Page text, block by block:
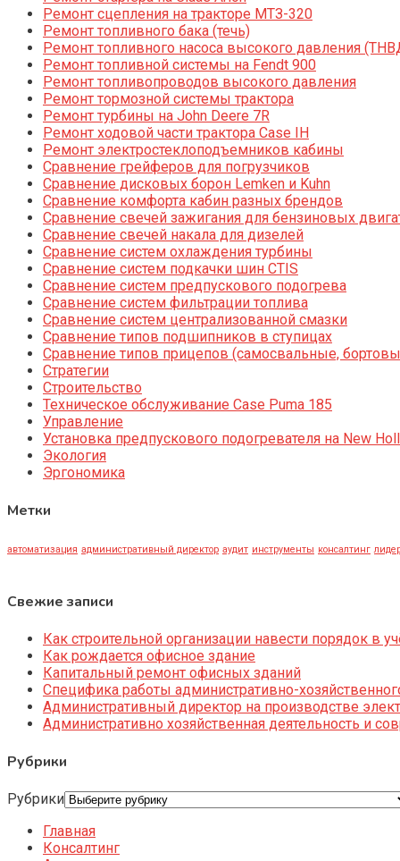
Ремонт сцепления на тракторе МТЗ-320
Ремонт топливного бака (течь)
Ремонт топливного насоса высокого давления
Ремонт топливной системы на Fendt 900
Ремонт топливопроводов высокого давления
Ремонт тормозной системы трактора
Ремонт турбины на John Deere 7R
Ремонт ходовой части трактора Case IH
Ремонт электростеклоподъемников кабины
Сравнение грейферов для погрузчиков
Сравнение дисковых борон Lemken и Kuhn
Сравнение комфорта кабин разных брендов
Сравнение свечей зажигания для бензиновых
Сравнение свечей накала для дизелей
Сравнение систем охлаждения турбины
Сравнение систем подкачки шин CTIS
Сравнение систем предпускового подогрева
Сравнение систем фильтрации топлива
Сравнение систем централизованной смазки
Сравнение типов подшипников в ступицах
Сравнение типов прицепов (самосвальные,
Стратегии
Строительство
Техническое обслуживание Case Puma 185
Управление
Установка предпускового подогревателя на New
Экология
Эргономика
Метки
автоматизация административный директор аудит инструменты консалтинг
Свежие записи
Как строительной организации навести порядок в
Как рождается офисное здание
Капитальный ремонт офисных зданий
Специфика работы административно-
Административный директор на производстве
Административно хозяйственная деятельность и
Рубрики
Рубрики
Главная
Консалтинг